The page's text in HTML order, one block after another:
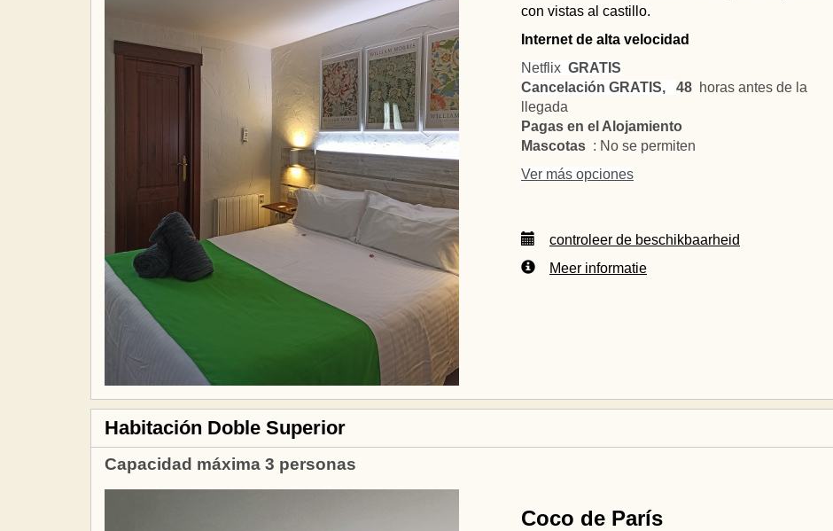
con vistas al castillo.
Internet de alta velocidad
Netflix GRATIS
Cancelación GRATIS, 48 horas antes de la
llegada
Pagas en el Alojamiento
Mascotas : No se permiten
Ver más opciones
controleer de beschikbaarheid
Meer informatie
Habitación Doble Superior
Capacidad máxima 3 personas
Coco de París